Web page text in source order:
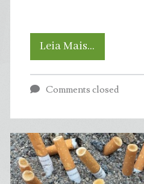
Leia Mais…
Comments closed